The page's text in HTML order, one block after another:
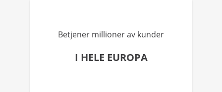
Betjener millioner av kunder
I HELE EUROPA